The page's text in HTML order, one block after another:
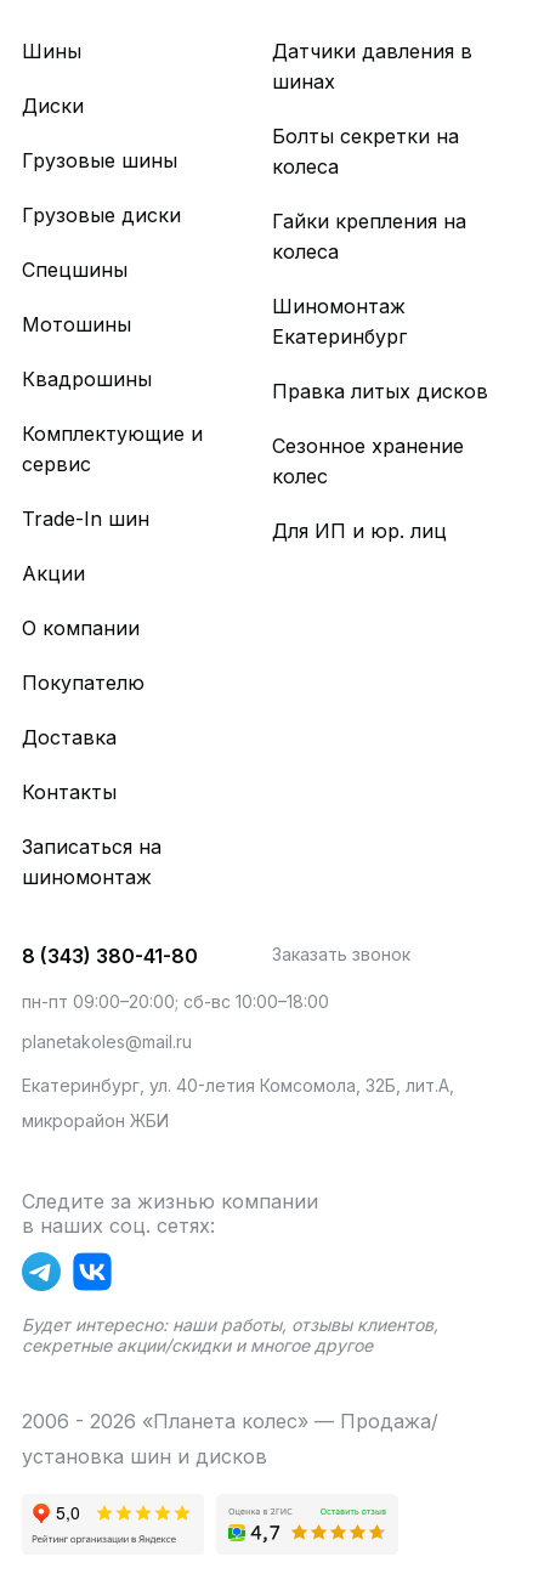
Шины
Диски
Грузовые шины
Грузовые диски
Спецшины
Мотошины
Квадрошины
Комплектующие и
сервис
Trade-In шин
Акции
Датчики давления в
шинах
Болты секретки на
колеса
Гайки крепления на
колеса
Шиномонтаж
Екатеринбург
Правка литых дисков
Сезонное хранение
колес
Для ИП и юр. лиц
О компании
Покупателю
Доставка
Контакты
Записаться на
шиномонтаж
8 (343) 380-41-80 Заказать звонок
пн-пт 09:00–20:00; сб-вс 10:00–18:00
planetakoles@mail.ru
Екатеринбург, ул. 40-летия Комсомола, 32Б, лит.А,
микрорайон ЖБИ
Следите за жизнью компании
в наших соц. сетях:
Будет интересно: наши работы, отзывы клиентов,
секретные акции/скидки и многое другое
2006 - 2026 «Планета колес» — Продажа/
установка шин и дисков